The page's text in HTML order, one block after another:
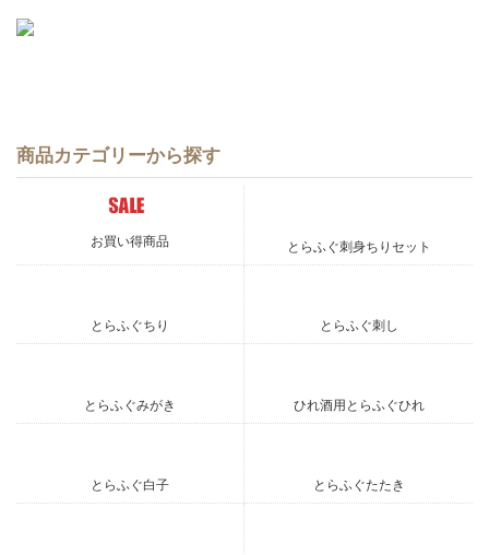
商品カテゴリーから探す
お買い得商品 とらふぐ刺身ちりセット
とらふぐちり とらふぐ刺し
とらふぐみがき ひれ酒用とらふぐひれ
とらふぐ白子 とらふぐたたき